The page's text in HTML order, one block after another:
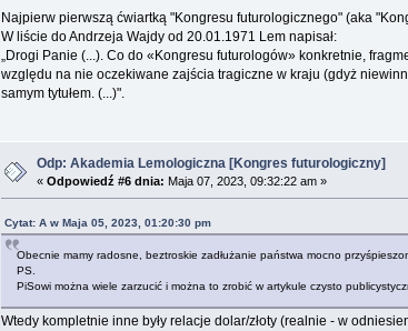
Najpierw pierwszą ćwiartką "Kongresu futurologicznego" (aka
W liście do Andrzeja Wajdy od 20.01.1971 Lem napisał:
„Drogi Panie (...). Co do «Kongresu futurologów» konkretnie,
względu na nie oczekiwane zajścia tragiczne w kraju (gdyż
samym tytułem. (...)".
Odp: Akademia Lemologiczna [Kongres futurologiczny]
« Odpowiedź #6 dnia: Maja 07, 2023, 09:32:22 am »
Cytat: A w Maja 05, 2023, 01:20:30 pm
Obecnie mamy radosne, beztroskie zadłużanie państwa mocno
PS.
PiSowi można wiele zarzucić i można to zrobić w artykule czysto
Wtedy kompletnie inne były relacje dolar/złoty (realnie - w